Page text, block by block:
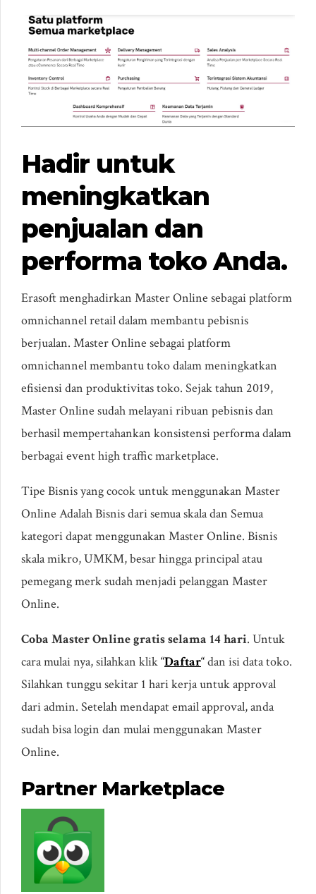
Hadir untuk
meningkatkan
penjualan dan
performa toko Anda.
Erasoft menghadirkan Master Online sebagai platform
omnichannel retail dalam membantu pebisnis
berjualan. Master Online sebagai platform
omnichannel membantu toko dalam meningkatkan
efisiensi dan produktivitas toko. Sejak tahun 2019,
Master Online sudah melayani ribuan pebisnis dan
berhasil mempertahankan konsistensi performa dalam
berbagai event high traffic marketplace.
Tipe Bisnis yang cocok untuk menggunakan Master
Online Adalah Bisnis dari semua skala dan Semua
kategori dapat menggunakan Master Online. Bisnis
skala mikro, UMKM, besar hingga principal atau
pemegang merk sudah menjadi pelanggan Master
Online.
Coba Master Online gratis selama 14 hari. Untuk
cara mulai nya, silahkan klik“Daftar“dan isi data toko.
Silahkan tunggu sekitar 1 hari kerja untuk approval
dari admin. Setelah mendapat email approval, anda
sudah bisa login dan mulai menggunakan Master
Online.
Partner Marketplace